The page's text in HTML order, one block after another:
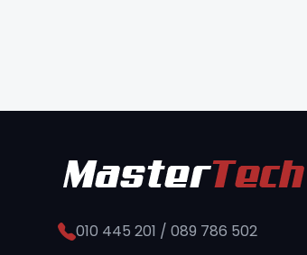
010 445 201 / 089 786 502